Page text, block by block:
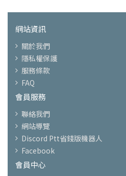
網站資訊
關於我們
隱私權保護
服務條款
FAQ
會員服務
聯絡我們
網站導覽
Discord Ptt省錢版機器人
Facebook
會員中心